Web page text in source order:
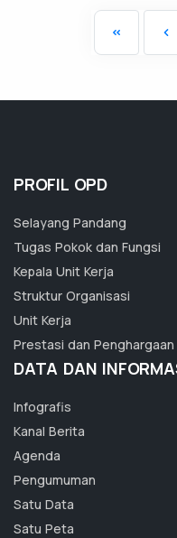
PROFIL OPD
Selayang Pandang
Tugas Pokok dan Fungsi
Kepala Unit Kerja
Struktur Organisasi
Unit Kerja
Prestasi dan Penghargaan
DATA DAN
Infografis
Kanal Berita
Agenda
Pengumuman
Satu Data
Satu Peta